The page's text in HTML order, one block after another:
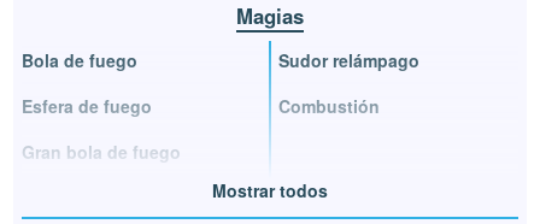
Magias
Bola de fuego
Esfera de fuego
Gran bola de fuego
Sudor relámpago
Combustión
Mostrar todos